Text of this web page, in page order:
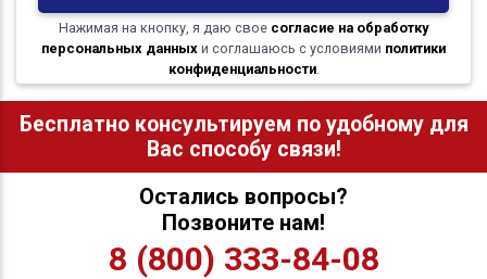
Нажимая на кнопку, я даю свое согласие на обработку
персональных данных и соглашаюсь с условиями политики
конфиденциальности.
Бесплатно консультируем по удобному для
Вас способу связи!
Остались вопросы?
Позвоните нам!
8 (800) 333-84-08